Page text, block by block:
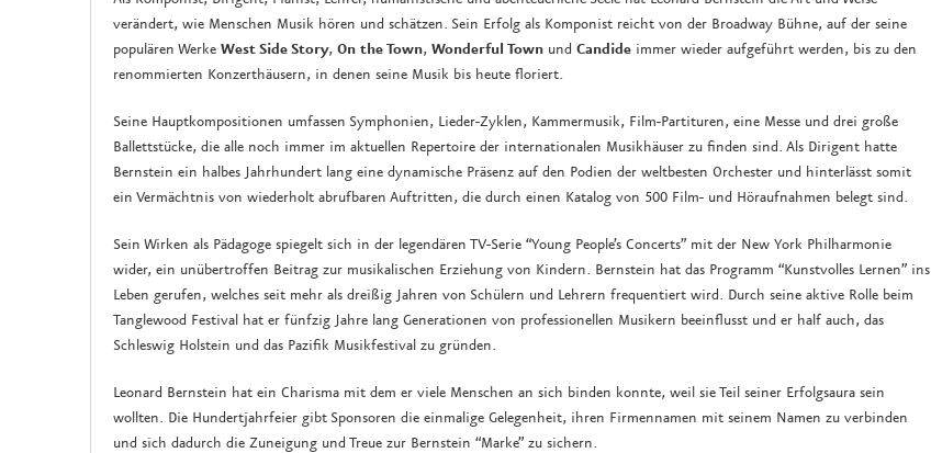
verändert, wie Menschen Musik hören und schätzen. Sein Erfolg als Komponist reicht von der Broadway Bühne, auf der seine
populären Werke West Side Story, On the Town, Wonderful Town und Candide immer wieder aufgeführt werden, bis zu den
renommierten Konzerthäusern, in denen seine Musik bis heute floriert.
Seine Hauptkompositionen umfassen Symphonien, Lieder-Zyklen, Kammermusik, Film-Partituren, eine Messe und drei große
Ballettstücke, die alle noch immer im aktuellen Repertoire der internationalen Musikhäuser zu finden sind. Als Dirigent hatte
Bernstein ein halbes Jahrhundert lang eine dynamische Präsenz auf den Podien der weltbesten Orchester und hinterlässt somit
ein Vermächtnis von wiederholt abrufbaren Auftritten, die durch einen Katalog von 500 Film- und Höraufnahmen belegt sind.
Sein Wirken als Pädagoge spiegelt sich in der legendären TV-Serie “Young People’s Concerts” mit der New York Philharmonie
wider, ein unübertroffen Beitrag zur musikalischen Erziehung von Kindern. Bernstein hat das Programm “Kunstvolles Lernen” ins
Leben gerufen, welches seit mehr als dreißig Jahren von Schülern und Lehrern frequentiert wird. Durch seine aktive Rolle beim
Tanglewood Festival hat er fünfzig Jahre lang Generationen von professionellen Musikern beeinflusst und er half auch, das
Schleswig Holstein und das Pazifik Musikfestival zu gründen.
Leonard Bernstein hat ein Charisma mit dem er viele Menschen an sich binden konnte, weil sie Teil seiner Erfolgsaura sein
wollten. Die Hundertjahrfeier gibt Sponsoren die einmalige Gelegenheit, ihren Firmennamen mit seinem Namen zu verbinden
und sich dadurch die Zuneigung und Treue zur Bernstein “Marke” zu sichern.